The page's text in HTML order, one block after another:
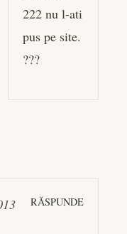
222 nu l-ati
pus pe site.
???
RĂSPUNDE